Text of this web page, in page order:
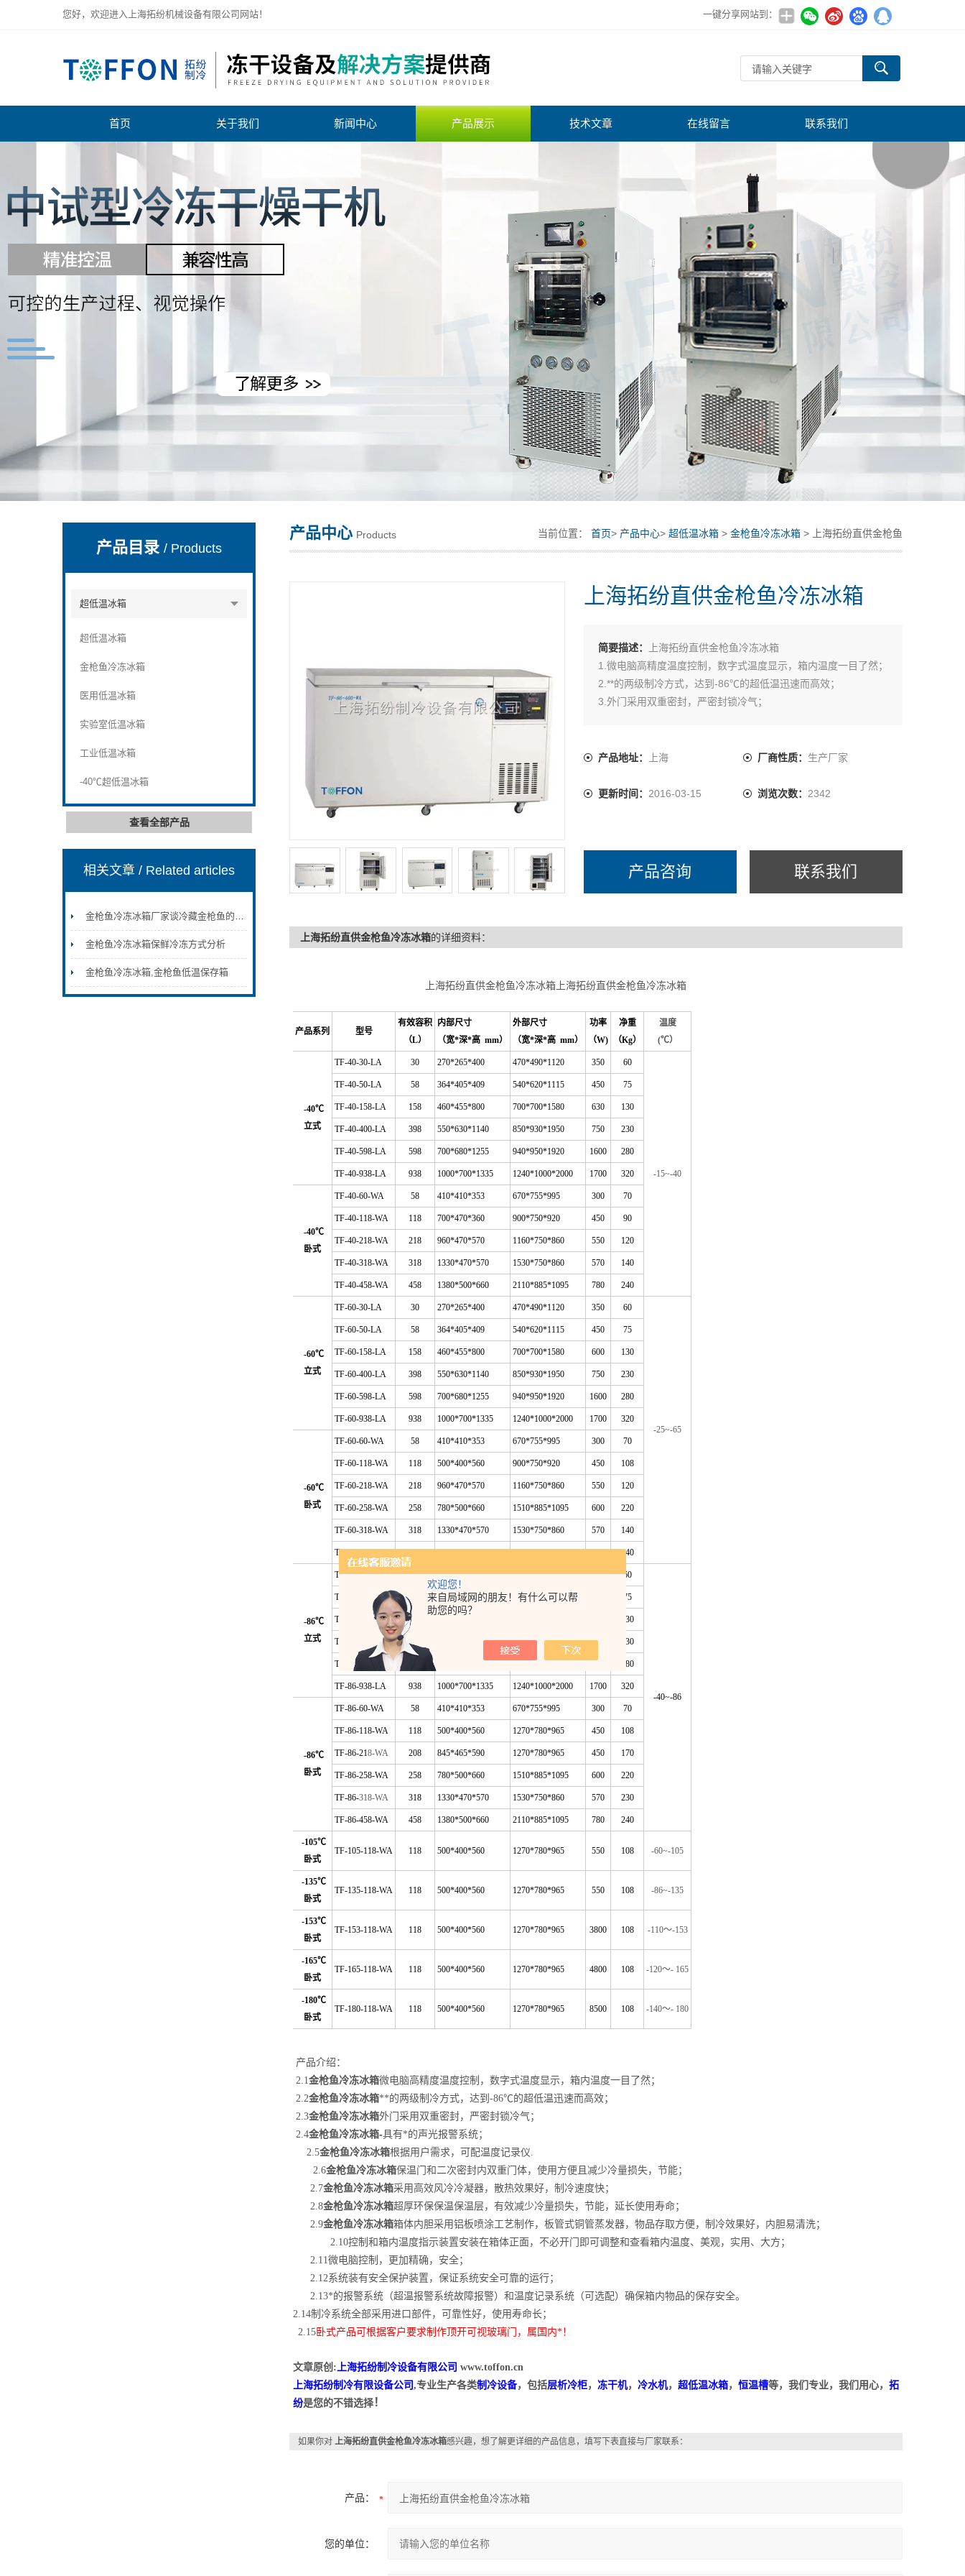
欢迎您！
来自局域网的朋友！有什么可以帮
助您的吗？
您好，欢迎进入上海拓纷机械设备有限公司网站！ 一键分享网站到：
上海拓纷机械设备有限公司
首页 关于我们 新闻中心 产品展示 技术文章 在线留言 联系我们
产品目录/ Products
超低温冰箱
超低温冰箱
金枪鱼冷冻冰箱
医用低温冰箱
实验室低温冰箱
工业低温冰箱
-40℃超低温冰箱
查看全部产品
相关文章/ Related articles
金枪鱼冷冻冰箱厂家谈冷藏金枪鱼的技巧
金枪鱼冷冻冰箱保鲜冷冻方式分析
金枪鱼冷冻冰箱,金枪鱼低温保存箱
产品中心 Products 当前位置： 首页> 产品中心> 超低温冰箱 > 金枪鱼冷冻冰箱 > 上海拓纷直供金枪鱼
冷冻冰箱
上海拓纷直供金枪鱼冷冻冰箱
简要描述：
上海拓纷直供金枪鱼冷冻冰箱
1.微电脑高精度温度控制，数字式温度显示，箱内温度一目了然；
2.**的两级制冷方式，达到-86℃的超低温迅速而高效；
3.外门采用双重密封，严密封锁冷气；
产品地址：
上海 厂商性质： 生产厂家
更新时间： 2016-03-15 浏览次数： 2342
产品咨询 联系我们
上海拓纷直供金枪鱼冷冻冰箱的详细资料：
上海拓纷直供金枪鱼冷冻冰箱上海拓纷直供金枪鱼冷冻冰箱
产品系列 型号
有效容积
（L）
内部尺寸
（宽*深*高 mm）
外部尺寸
（宽*深*高 mm）
功率
（W)
净重
（Kg）
温度
(℃）
-40℃
立式
TF-40-30-LA 30 270*265*400 470*490*1120 350 60
-15~-40
TF-40-50-LA 58 364*405*409 540*620*1115 450 75
TF-40-158-LA 158 460*455*800 700*700*1580 630 130
TF-40-400-LA 398 550*630*1140 850*930*1950 750 230
TF-40-598-LA 598 700*680*1255 940*950*1920 1600 280
TF-40-938-LA 938 1000*700*1335 1240*1000*2000 1700 320
-40℃
卧式
TF-40-60-WA 58 410*410*353 670*755*995 300 70
TF-40-118-WA 118 700*470*360 900*750*920 450 90
TF-40-218-WA 218 960*470*570 1160*750*860 550 120
TF-40-318-WA 318 1330*470*570 1530*750*860 570 140
TF-40-458-WA 458 1380*500*660 2110*885*1095 780 240
-60℃
立式
TF-60-30-LA 30 270*265*400 470*490*1120 350 60
-25~-65
TF-60-50-LA 58 364*405*409 540*620*1115 450 75
TF-60-158-LA 158 460*455*800 700*700*1580 600 130
TF-60-400-LA 398 550*630*1140 850*930*1950 750 230
TF-60-598-LA 598 700*680*1255 940*950*1920 1600 280
TF-60-938-LA 938 1000*700*1335 1240*1000*2000 1700 320
-60℃
卧式
TF-60-60-WA 58 410*410*353 670*755*995 300 70
TF-60-118-WA 118 500*400*560 900*750*920 450 108
TF-60-218-WA 218 960*470*570 1160*750*860 550 120
TF-60-258-WA 258 780*500*660 1510*885*1095 600 220
TF-60-318-WA 318 1330*470*570 1530*750*860 570 140
TF-60-458-WA 240
-86℃
立式
TF-86-30-LA 30 270*265*400 470*490*1120 350 60
-40~-86
TF-86-50-LA 364*405*409 540*620*1115 75
TF-86-158-LA 158 130
TF-86-400-LA 398 550*630*1140 850*930*1950 750 230
TF-86-598-LA 280
TF-86-938-LA 938 1000*700*1335 1240*1000*2000 1700 320
-86℃
卧式
TF-86-60-WA 58 410*410*353 670*755*995 300 70
TF-86-118-WA 118 500*400*560 1270*780*965 450 108
TF-86-218-WA 208 845*465*590 1270*780*965 450 170
TF-86-258-WA 258 780*500*660 1510*885*1095 600 220
TF-86-318-WA 318 1330*470*570 1530*750*860 570 230
TF-86-458-WA 458 1380*500*660 2110*885*1095 780 240
-105℃
卧式
TF-105-118-WA 118 500*400*560 1270*780*965 550 108 -60~-105
-135℃
卧式
TF-135-118-WA 118 500*400*560 1270*780*965 550 108 -86~-135
-153℃
卧式
TF-153-118-WA 118 500*400*560 1270*780*965 3800 108 -110～-153
-165℃
卧式
TF-165-118-WA 118 500*400*560 1270*780*965 4800 108 -120～- 165
-180℃
卧式
TF-180-118-WA 118 500*400*560 1270*780*965 8500 108 -140～- 180
产品介绍：
2.1金枪鱼冷冻冰箱微电脑高精度温度控制，数字式温度显示，箱内温度一目了然；
2.2金枪鱼冷冻冰箱**的两级制冷方式，达到-86℃的超低温迅速而高效；
2.3金枪鱼冷冻冰箱外门采用双重密封，严密封锁冷气；
2.4金枪鱼冷冻冰箱-具有*的声光报警系统；
2.5金枪鱼冷冻冰箱根据用户需求，可配温度记录仪.
2.6金枪鱼冷冻冰箱保温门和二次密封内双重门体，使用方便且减少冷量损失，节能；
2.7金枪鱼冷冻冰箱采用高效风冷冷凝器，散热效果好，制冷速度快；
2.8金枪鱼冷冻冰箱超厚环保保温保温层，有效减少冷量损失，节能，延长使用寿命；
2.9金枪鱼冷冻冰箱箱体内胆采用铝板喷涂工艺制作，板管式铜管蒸发器，物品存取方便，制冷效果好，内胆易清洗；
2.10控制和箱内温度指示装置安装在箱体正面，不必开门即可调整和查看箱内温度、美观，实用、大方；
2.11微电脑控制，更加精确，安全；
2.12系统装有安全保护装置，保证系统安全可靠的运行；
2.13*的报警系统（超温报警系统故障报警）和温度记录系统（可选配）确保箱内物品的保存安全。
2.14制冷系统全部采用进口部件，可靠性好，使用寿命长；
2.15卧式产品可根据客户要求制作顶开可视玻璃门，属国内*！
文章原创:上海拓纷制冷设备有限公司 www.toffon.cn
上海拓纷制冷有限设备公司 ,专业生产各类制冷设备，包括层析冷柜， 冻干机， 冷水机， 超低温冰箱， 恒温槽等，我们专业，我们用心， 拓
纷是您的不错选择！
如果你对 上海拓纷直供金枪鱼冷冻冰箱感兴趣，想了解更详细的产品信息，填写下表直接与厂家联系：
产品：
您的单位：